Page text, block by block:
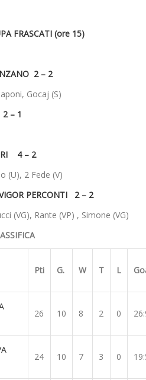
FRASCATI (ore 15)
2 – 2
Gocaj (S)
2 – 1
4 – 2
(U), 2 Fede (V)
PERCONTI 2 – 2
(VG), Rante (VP) , Simone (VG)
Pti G. W T L
26 10 8 2 0
24 10 7 3 0